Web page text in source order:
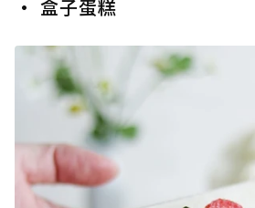
• 盒子蛋糕